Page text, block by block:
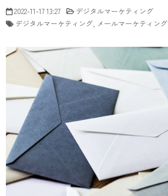
2022-11-17 13:27
デジタルマーケティング
デジタルマーケティング メールマーケティング